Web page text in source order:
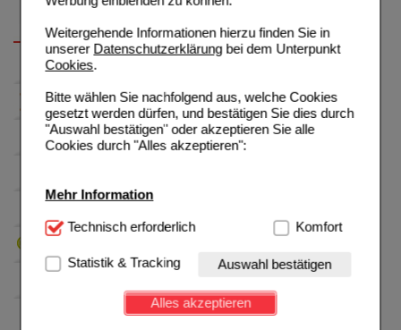
Weitergehende Informationen hierzu finden Sie in
unserer Datenschutzerklärungbei dem Unterpunkt
Cookies.
Bitte wählen Sie nachfolgend aus, welche Cookies
gesetzt werden dürfen, und bestätigen Sie dies durch
"Auswahl bestätigen" oder akzeptieren Sie alle
Cookies durch "Alles akzeptieren":
Mehr Information
Technisch Notwendig:Hierbei handelt es sich um
Website notwendig sind (z.B. Navigation, Warenkorb,
Kundenkonto), weshalb auf diese nicht verzichtet
werden kann.
Technisch erforderlich Komfort
Statistik & Tracking Auswahl bestätigen
Alles akzeptieren